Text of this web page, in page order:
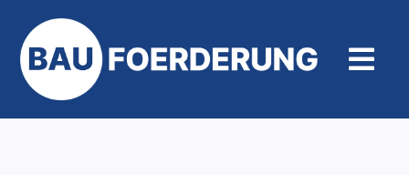
Inhalt
springen